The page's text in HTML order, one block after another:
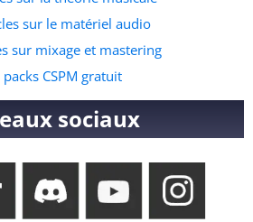
sur le matériel audio
sur mixage et mastering
packs CSPM gratuit
sociaux